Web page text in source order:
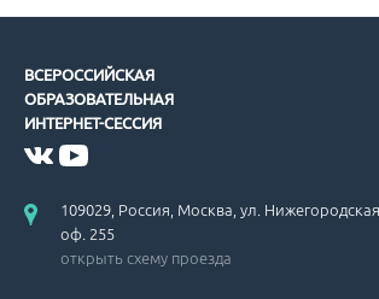
ВСЕРОССИЙСКАЯ
ОБРАЗОВАТЕЛЬНАЯ
ИНТЕРНЕТ-СЕССИЯ
109029, Россия, Москва, ул. Нижегородская,
оф. 255
открыть схему проезда